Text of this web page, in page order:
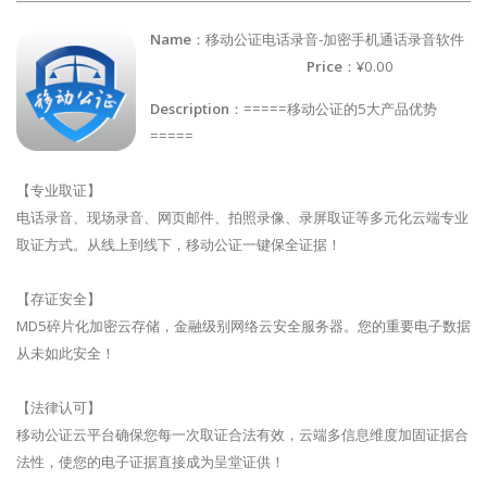
Name ：移动公证电话录音-加密手机通话录音软件
Price ：¥0.00
Description ：=====移动公证的5大产品优势
=====
【专业取证】
电话录音、现场录音、网页邮件、拍照录像、录屏取证等多元化云端专业
取证方式。从线上到线下，移动公证一键保全证据！
【存证安全】
MD5碎片化加密云存储，金融级别网络云安全服务器。您的重要电子数据
从未如此安全！
【法律认可】
移动公证云平台确保您每一次取证合法有效，云端多信息维度加固证据合
法性，使您的电子证据直接成为呈堂证供！